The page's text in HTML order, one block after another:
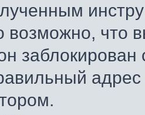
возможно, что
адрес